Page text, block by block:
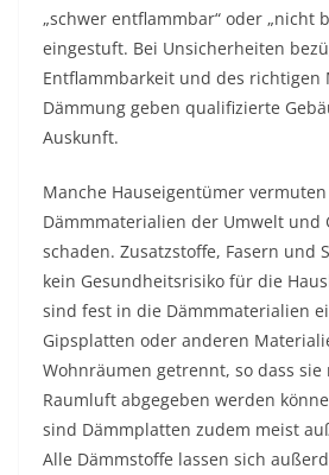
„schwer entflammbar“ oder „nicht
eingestuft. Bei Unsicherheiten
Entflammbarkeit und des richtigen
Dämmung geben qualifizierte
Auskunft.
Manche Hauseigentümer
Dämmmaterialien der Umwelt und
schaden. Zusatzstoffe, Fasern und
kein Gesundheitsrisiko für die
sind fest in die Dämmmaterialien
Gipsplatten oder anderen
Wohnräumen getrennt, so dass sie
Raumluft abgegeben werden
sind Dämmplatten zudem meist
Alle Dämmstoffe lassen sich